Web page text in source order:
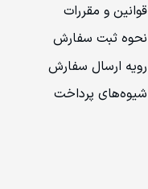
قوانین و مقررات
نحوه ثبت سفارش
رویه ارسال سفارش
شیوه‌های پرداخت